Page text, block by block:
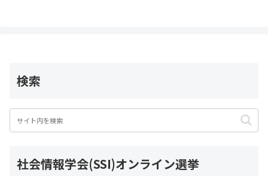
検索
社会情報学会(SSI)オンライン選挙